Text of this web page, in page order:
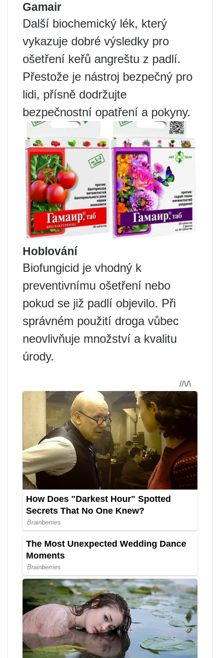
Gamair
Další biochemický lék, který
vykazuje dobré výsledky pro
ošetření keřů angreštu z padlí.
Přestože je nástroj bezpečný pro
lidi, přísně dodržujte
bezpečnostní opatření a pokyny.
Hoblování
Biofungicid je vhodný k
preventivnímu ošetření nebo
pokud se již padlí objevilo. Při
správném použití droga vůbec
neovlivňuje množství a kvalitu
úrody.